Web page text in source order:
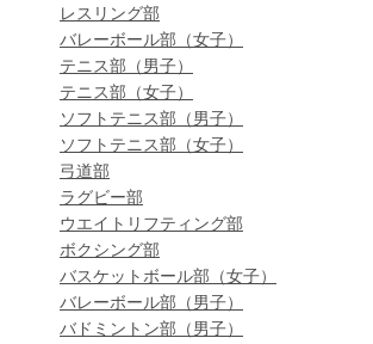
レスリング部
バレーボール部（女子）
テニス部（男子）
テニス部（女子）
ソフトテニス部（男子）
ソフトテニス部（女子）
弓道部
ラグビー部
ウエイトリフティング部
ボクシング部
バスケットボール部（女子）
バレーボール部（男子）
バドミントン部（男子）